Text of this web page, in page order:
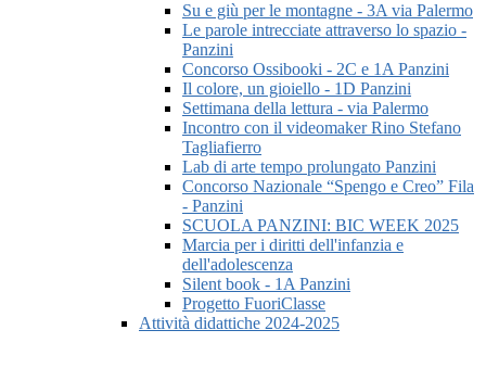
Su e giù per le montagne - 3A via Palermo
Le parole intrecciate attraverso lo spazio -
Panzini
Concorso Ossibooki - 2C e 1A Panzini
Il colore, un gioiello - 1D Panzini
Settimana della lettura - via Palermo
Incontro con il videomaker Rino Stefano
Tagliafierro
Lab di arte tempo prolungato Panzini
Concorso Nazionale “Spengo e Creo” Fila
- Panzini
SCUOLA PANZINI: BIC WEEK 2025
Marcia per i diritti dell'infanzia e
dell'adolescenza
Silent book - 1A Panzini
Progetto FuoriClasse
Attività didattiche 2024-2025